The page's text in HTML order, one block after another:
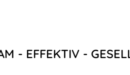
- EFFEKTIV -